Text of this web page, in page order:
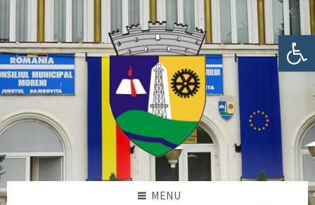
Deschide bara de unelte
sidebar
sidebar
MENU